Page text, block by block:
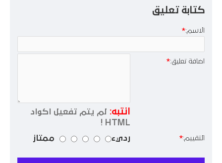
كتابة تعليق
الاسم:
اضافة تعليق:
انتبه:
لم يتم تفعيل اكواد
HTML !
التقييم: رديء ممتاز